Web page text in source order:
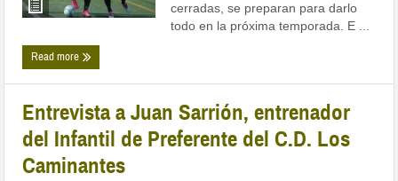
cerradas, se preparan para darlo
todo en la próxima temporada. E ...
Read more
Entrevista a Juan Sarrión, entrenador
del Infantil de Preferente del C.D. Los
Caminantes